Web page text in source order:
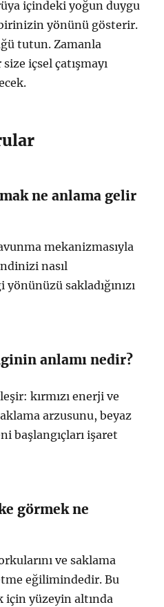
içindeki yoğun duygu
yönünü gösterir.
tutun. Zamanla
içsel çatışmayı
ne anlama gelir
mekanizmasıyla
nasıl
sakladığınızı
anlamı nedir?
kırmızı enerji ve
arzusunu, beyaz
başlangıçları işaret
görmek ne
ve saklama
eğilimindedir. Bu
için yüzeyin altında